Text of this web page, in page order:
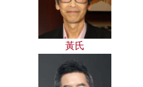
黃氏